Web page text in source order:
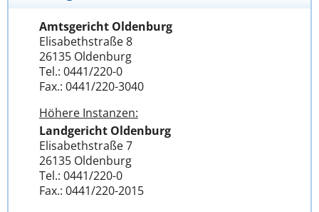
Amtsgericht Oldenburg
Elisabethstraße 8
26135 Oldenburg
Tel.: 0441/220-0
Fax.: 0441/220-3040
Höhere Instanzen:
Landgericht Oldenburg
Elisabethstraße 7
26135 Oldenburg
Tel.: 0441/220-0
Fax.: 0441/220-2015